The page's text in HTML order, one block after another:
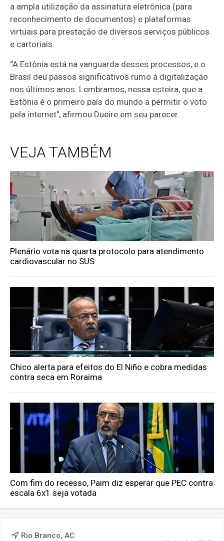
a ampla utilização da assinatura eletrônica (para
reconhecimento de documentos) e plataformas
virtuais para prestação de diversos serviços públicos
e cartoriais.
“A Estônia está na vanguarda desses processos, e o
Brasil deu passos significativos rumo à digitalização
nos últimos anos. Lembramos, nessa esteira, que a
Estônia é o primeiro país do mundo a permitir o voto
pela internet", afirmou Dueire em seu parecer.
VEJA TAMBÉM
Plenário vota na quarta protocolo para atendimento
cardiovascular no SUS
Chico alerta para efeitos do El Niño e cobra medidas
contra seca em Roraima
Com fim do recesso, Paim diz esperar que PEC contra
escala 6x1 seja votada
Rio Branco, AC